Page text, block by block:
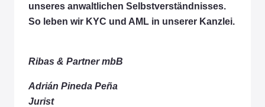
unseres anwaltlichen Selbstverständnisses.
So leben wir KYC und AML in unserer Kanzlei.
Ribas & Partner mbB
Adrián Pineda Peña
Jurist